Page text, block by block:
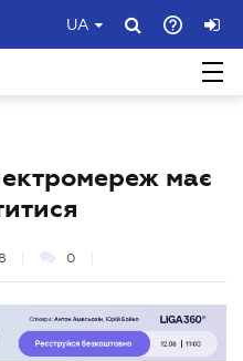
UA
має
0